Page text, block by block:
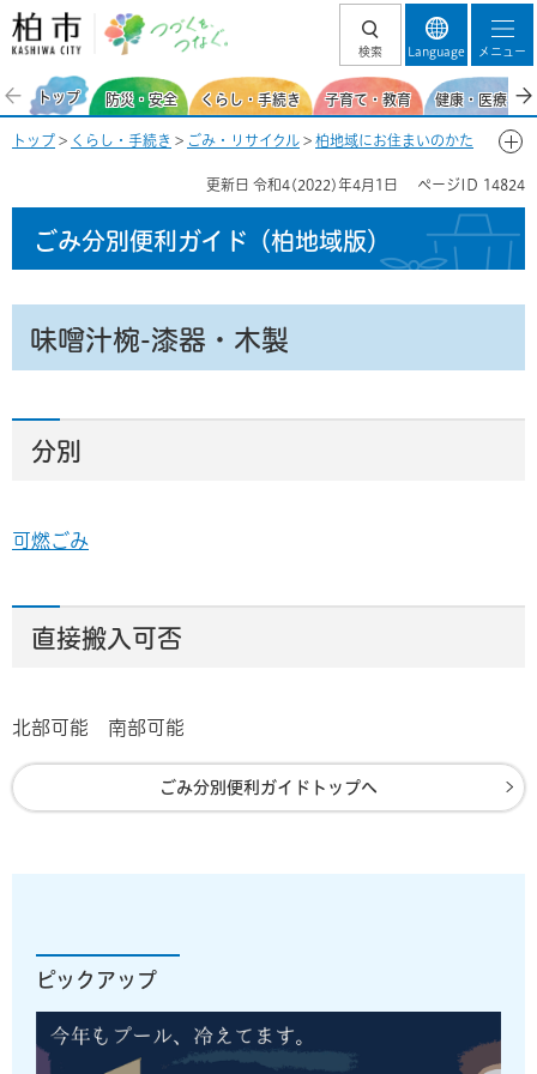
柏市 つづくを、
検索 Language メニュー
トップ 防災・安全 くらし・手続き 子育て・教育 健康・医療・
トップ > くらし・手続き > ごみ・リサイクル > 柏地域にお住まいのかた
更新日 令和4(2022)年4月1日 ページID 14824
ごみ分別便利ガイド （柏地域版）
味噌汁椀-漆器・木製
分別
可燃ごみ
直接搬入可否
北部可能 南部可能
ごみ分別便利ガイドトップへ
ピックアップ